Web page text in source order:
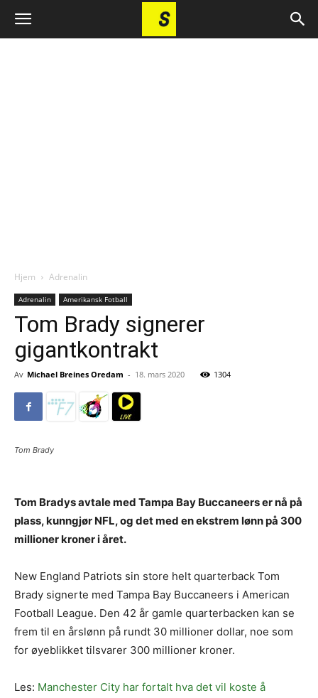
Hjem Adrenalin
Adrenalin Amerikansk Fotball
Tom Brady signerer
gigantkontrakt
Av Michael Breines Oredam - 18. mars 2020 1304
Tom Brady
Tom Bradys avtale med Tampa Bay Buccaneers er nå på
plass, kunngjør NFL, og det med en ekstrem lønn på 300
millioner kroner i året.
New England Patriots sin store helt quarterback Tom
Brady signerte med Tampa Bay Buccaneers i American
Football League. Den 42 år gamle quarterbacken kan se
frem til en årslønn på rundt 30 millioner dollar, noe som
for øyeblikket tilsvarer 300 millioner kroner.
Les: Manchester City har fortalt hva det vil koste å